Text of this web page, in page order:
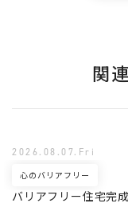
関
バリアフリー住宅完
心のバリアフリー
2026.08.07.Fri